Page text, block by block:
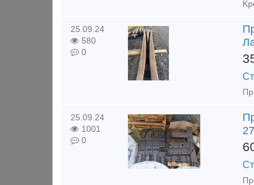
25.09.24
580
0
25.09.24
1001
0